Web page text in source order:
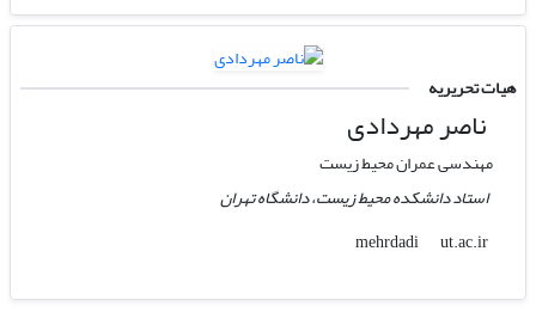
هیات تحریریه
ناصر مهردادی
مهندسی عمران محیط زیست
استاد دانشکده محیط زیست، دانشگاه تهران
mehrdadi
ut.ac.ir